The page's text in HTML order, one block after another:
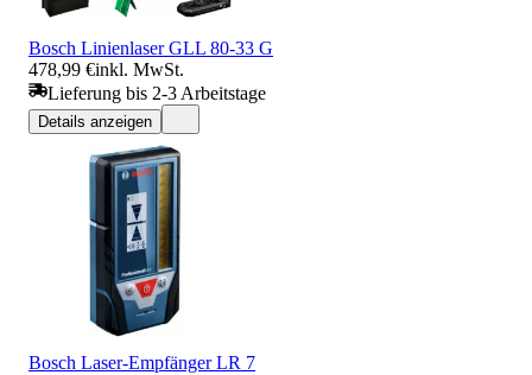
Bosch Linienlaser GLL 80-33 G
478,99 €inkl. MwSt.
Lieferung bis 2-3 Arbeitstage
Details anzeigen
Bosch Laser-Empfänger LR 7